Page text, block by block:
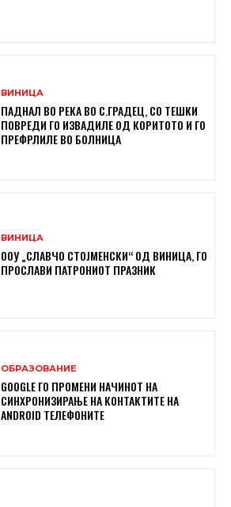
ВИНИЦА
ПАДНАЛ ВО РЕКА ВО С.ГРАДЕЦ, СО ТЕШКИ
ПОВРЕДИ ГО ИЗВАДИЛЕ ОД КОРИТОТО И ГО
ПРЕФРЛИЛЕ ВО БОЛНИЦА
ВИНИЦА
ООУ „СЛАВЧО СТОЈМЕНСКИ“ ОД ВИНИЦА, ГО
ПРОСЛАВИ ПАТРОНИОТ ПРАЗНИК
ОБРАЗОВАНИЕ
GOOGLE ГО ПРОМЕНИ НАЧИНОТ НА
СИНХРОНИЗИРАЊЕ НА КОНТАКТИТЕ НА
ANDROID ТЕЛЕФОНИТЕ